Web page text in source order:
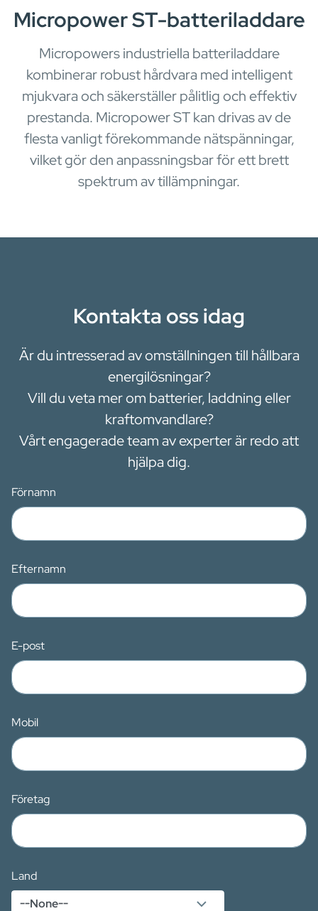
Micropower ST-batteriladdare
Micropowers industriella batteriladdare
kombinerar robust hårdvara med intelligent
mjukvara och säkerställer pålitlig och effektiv
prestanda. Micropower ST kan drivas av de
flesta vanligt förekommande nätspänningar,
vilket gör den anpassningsbar för ett brett
spektrum av tillämpningar.
Kontakta oss idag
Är du intresserad av omställningen till hållbara
energilösningar?
Vill du veta mer om batterier, laddning eller
kraftomvandlare?
Vårt engagerade team av experter är redo att
hjälpa dig.
Förnamn
Efternamn
E-post
Mobil
Företag
Land